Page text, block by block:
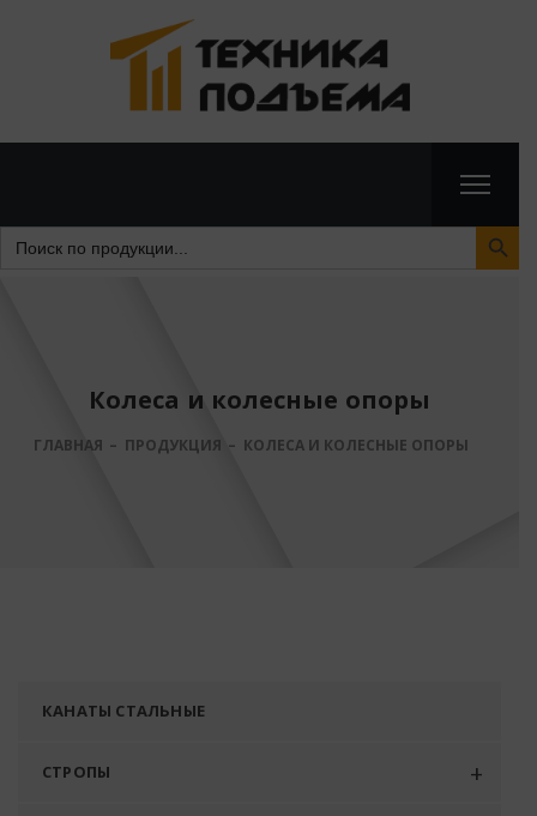
Search
for:
Search Button
Колеса и колесные опоры
ГЛАВНАЯ ПРОДУКЦИЯ КОЛЕСА И КОЛЕСНЫЕ ОПОРЫ
КАНАТЫ СТАЛЬНЫЕ
СТРОПЫ